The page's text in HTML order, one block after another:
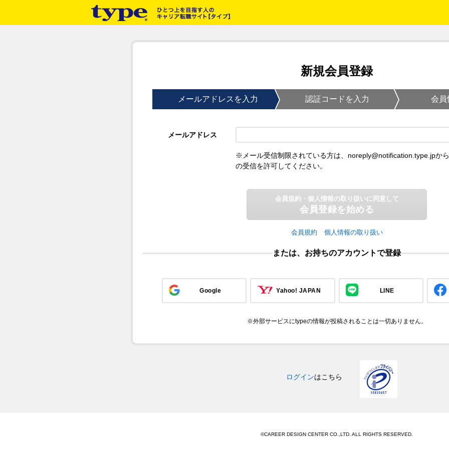
新規会員登録
メールアドレスを入力 認証コードを入力 会員
メールアドレス
※メール受信制限されている方は、noreply@notification.type.jpから
の受信を許可してください。
会員規約・個人情報の取り扱いに同意して
会員登録を始める
会員規約 個人情報の取り扱い
または、お持ちのアカウントで登録
Google Yahoo! JAPAN LINE
※外部サービスにtypeの情報が投稿されることは一切ありません。
ログインはこちら
©CAREER DESIGN CENTER CO.,LTD. ALL RIGHTS RESERVED.